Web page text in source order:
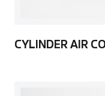
CYLINDER AIR